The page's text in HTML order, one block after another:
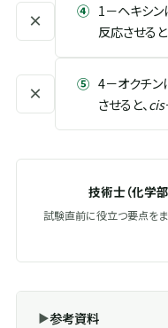
× ④ 1－ヘキシ
反応させる
× ⑤ 4－オクチ
させると、cis
技術士（化学
試験直前に役立つ要点を
参考資料